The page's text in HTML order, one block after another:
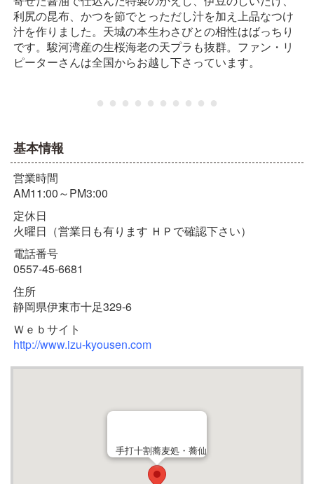
利尻の昆布、かつを節でとっただし汁を加え上品なつけ
汁を作りました。天城の本生わさびとの相性はばっちり
です。駿河湾産の生桜海老の天プラも抜群。ファン・リ
ピーターさんは全国からお越し下さっています。
● ● ● ● ● ● ● ● ● ●
基本情報
営業時間
AM11:00～PM3:00
定休日
火曜日（営業日も有ります ＨＰで確認下さい）
電話番号
0557-45-6681
住所
静岡県伊東市十足329-6
Ｗｅｂサイト
http://www.izu-kyousen.com
手打十割蕎麦処・蕎仙